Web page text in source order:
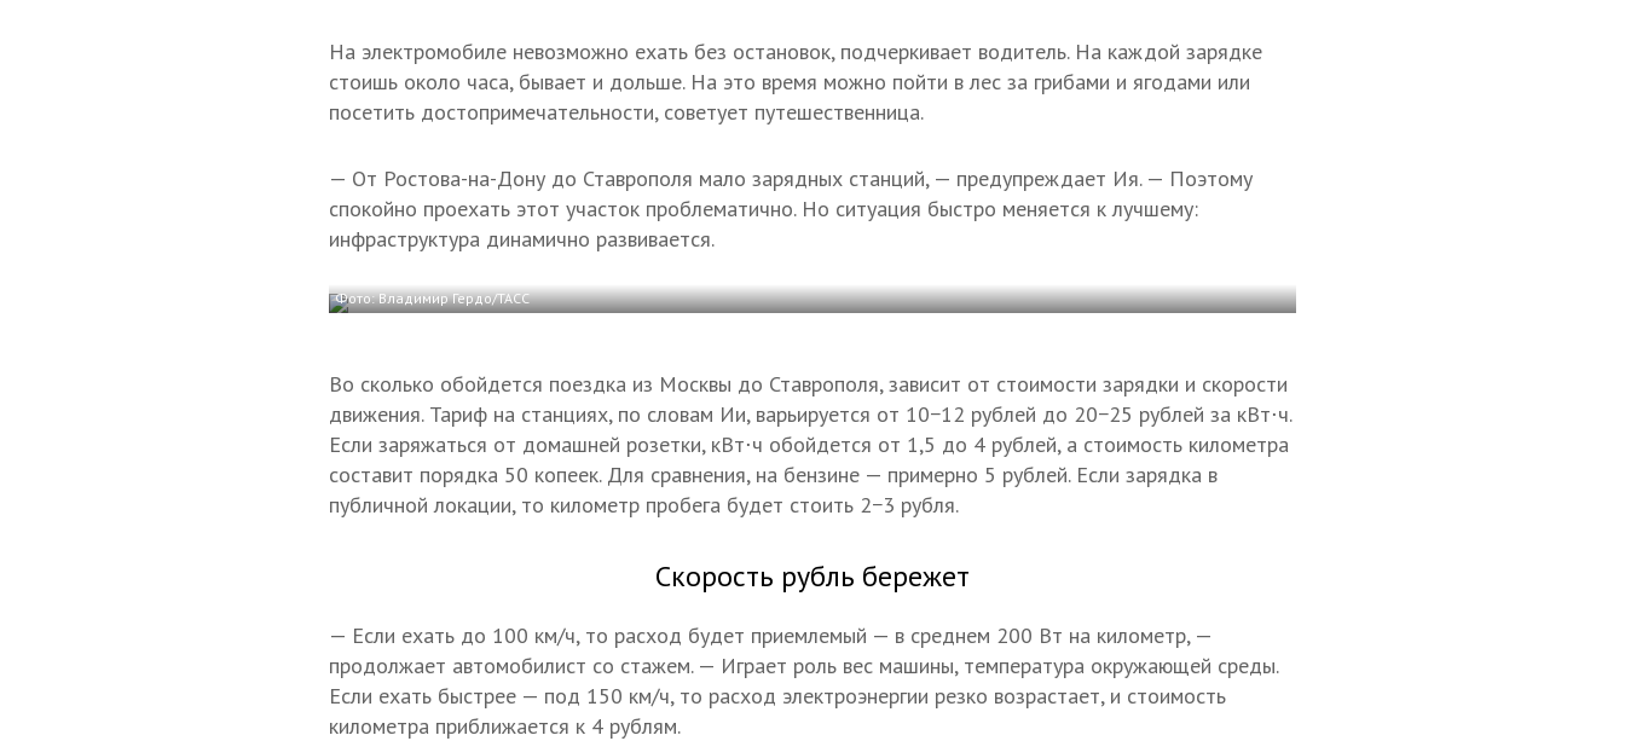
На электромобиле невозможно ехать без остановок, подчеркивает водитель. На каждой зарядке
стоишь около часа, бывает и дольше. На это время можно пойти в лес за грибами и ягодами или
посетить достопримечательности, советует путешественница.
— От Ростова-на-Дону до Ставрополя мало зарядных станций, — предупреждает Ия. — Поэтому
спокойно проехать этот участок проблематично. Но ситуация быстро меняется к лучшему:
инфраструктура динамично развивается.
Фото: Владимир Гердо/ТАСС
Во сколько обойдется поездка из Москвы до Ставрополя, зависит от стоимости зарядки и скорости
движения. Тариф на станциях, по словам Ии, варьируется от 10−12 рублей до 20−25 рублей за кВт⋅ч.
Если заряжаться от домашней розетки, кВт⋅ч обойдется от 1,5 до 4 рублей, а стоимость километра
составит порядка 50 копеек. Для сравнения, на бензине — примерно 5 рублей. Если зарядка в
публичной локации, то километр пробега будет стоить 2−3 рубля.
Скорость рубль бережет
— Если ехать до 100 км/ч, то расход будет приемлемый — в среднем 200 Вт на километр, —
продолжает автомобилист со стажем. — Играет роль вес машины, температура окружающей среды.
Если ехать быстрее — под 150 км/ч, то расход электроэнергии резко возрастает, и стоимость
километра приближается к 4 рублям.